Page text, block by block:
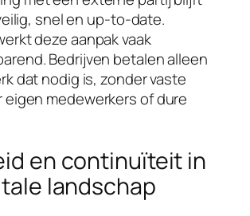
snel en up-to-date.
deze aanpak vaak
Bedrijven betalen alleen
dat nodig is, zonder vaste
eigen medewerkers of dure
en continuïteit in
landschap